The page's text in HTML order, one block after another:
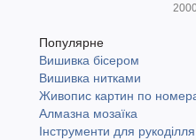
Популярне
Вишивка бісером
Вишивка нитками
Живопис картин по
Алмазна мозаїка
Інструменти для рукоділля